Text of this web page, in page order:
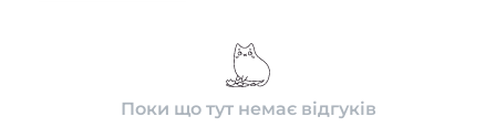
Поки що тут немає відгуків